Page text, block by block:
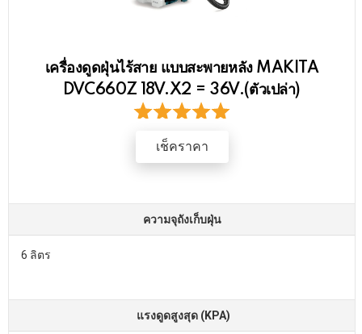
เครื่องดูดฝุ่นไร้สาย แบบสะพายหลัง MAKITA
DVC660Z 18V.X2 = 36V.(ตัวเปล่า)
เช็คราคา
ความจุถังเก็บฝุ่น
6 ลิตร
แรงดูดสูงสุด (KPA)